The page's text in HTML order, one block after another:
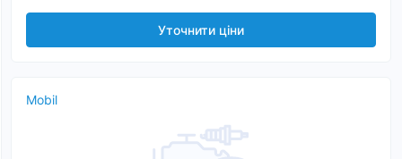
Уточнити ціни
Mobil